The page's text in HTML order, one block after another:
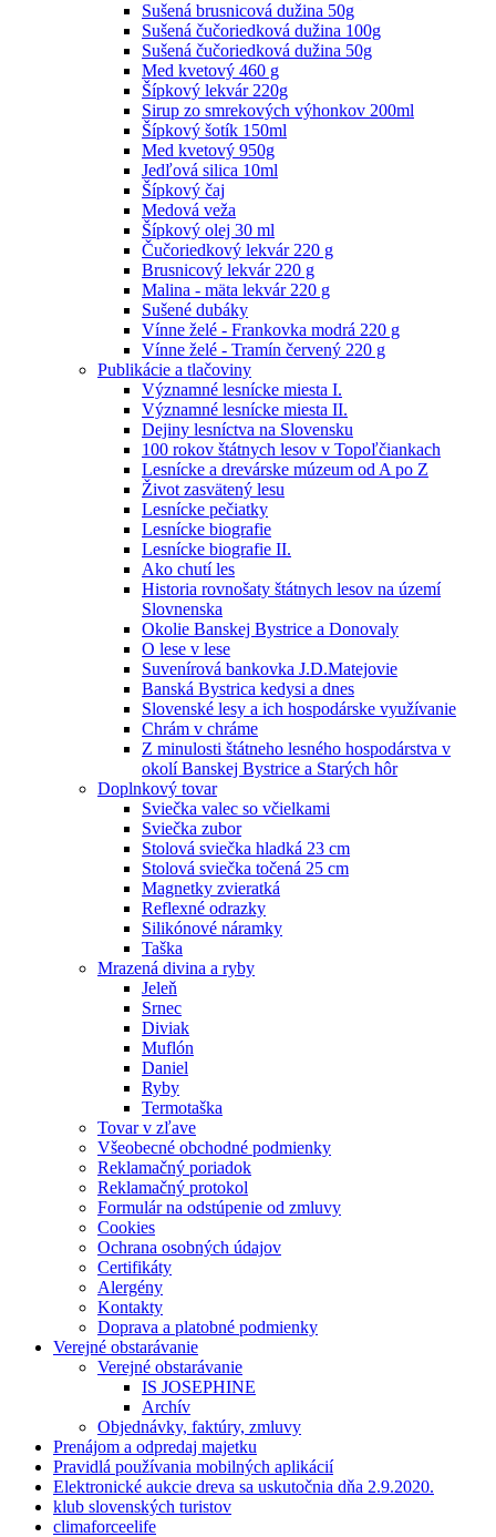
Sušená brusnicová dužina 50g
Sušená čučoriedková dužina 100g
Sušená čučoriedková dužina 50g
Med kvetový 460 g
Šípkový lekvár 220g
Sirup zo smrekových výhonkov 200ml
Šípkový šotík 150ml
Med kvetový 950g
Jedľová silica 10ml
Šípkový čaj
Medová veža
Šípkový olej 30 ml
Čučoriedkový lekvár 220 g
Brusnicový lekvár 220 g
Malina - mäta lekvár 220 g
Sušené dubáky
Vínne želé - Frankovka modrá 220 g
Vínne želé - Tramín červený 220 g
Publikácie a tlačoviny
Významné lesnícke miesta I.
Významné lesnícke miesta II.
Dejiny lesníctva na Slovensku
100 rokov štátnych lesov v Topoľčiankach
Lesnícke a drevárske múzeum od A po Z
Život zasvätený lesu
Lesnícke pečiatky
Lesnícke biografie
Lesnícke biografie II.
Ako chutí les
Historia rovnošaty štátnych lesov na území
Slovnenska
Okolie Banskej Bystrice a Donovaly
O lese v lese
Suvenírová bankovka J.D.Matejovie
Banská Bystrica kedysi a dnes
Slovenské lesy a ich hospodárske využívanie
Chrám v chráme
Z minulosti štátneho lesného hospodárstva v
okolí Banskej Bystrice a Starých hôr
Doplnkový tovar
Sviečka valec so včielkami
Sviečka zubor
Stolová sviečka hladká 23 cm
Stolová sviečka točená 25 cm
Magnetky zvieratká
Reflexné odrazky
Silikónové náramky
Taška
Mrazená divina a ryby
Jeleň
Srnec
Diviak
Muflón
Daniel
Ryby
Termotaška
Tovar v zľave
Všeobecné obchodné podmienky
Reklamačný poriadok
Reklamačný protokol
Formulár na odstúpenie od zmluvy
Cookies
Ochrana osobných údajov
Certifikáty
Alergény
Kontakty
Doprava a platobné podmienky
Verejné obstarávanie
Verejné obstarávanie
IS JOSEPHINE
Archív
Objednávky, faktúry, zmluvy
Prenájom a odpredaj majetku
Pravidlá používania mobilných aplikácií
Elektronické aukcie dreva sa uskutočnia dňa 2.9.2020.
klub slovenských turistov
climaforceelife